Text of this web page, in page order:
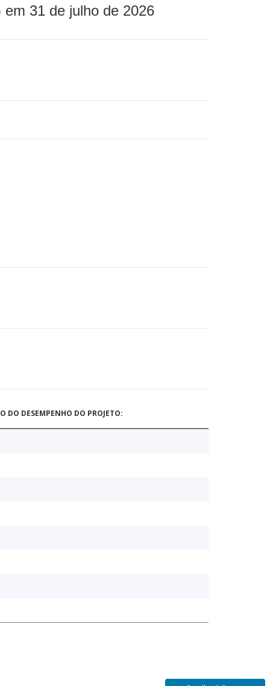
31 de julho de 2026
DO DESEMPENHO DO PROJETO: